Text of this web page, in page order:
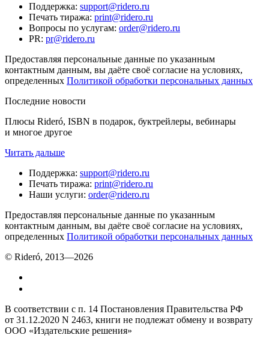
Поддержка: support@ridero.ru
Печать тиража: print@ridero.ru
Вопросы по услугам: order@ridero.ru
PR: pr@ridero.ru
Предоставляя персональные данные по указанным
контактным данным, вы даёте своё согласие на условиях,
определенных Политикой обработки персональных данных
Последние новости
Плюсы Rideró, ISBN в подарок, буктрейлеры, вебинары
и многое другое
Читать дальше
Поддержка: support@ridero.ru
Печать тиража: print@ridero.ru
Наши услуги: order@ridero.ru
Предоставляя персональные данные по указанным
контактным данным, вы даёте своё согласие на условиях,
определенных Политикой обработки персональных данных
© Rideró, 2013—2026
В соответствии с п. 14 Постановления Правительства РФ
от 31.12.2020 N 2463, книги не подлежат обмену и возврату
ООО «Издательские решения»